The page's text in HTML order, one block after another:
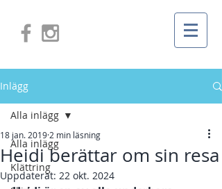
Inlägg
Alla inlägg
Klättring
Alla inlägg
Heidi berättar om sin resa
18 jan. 2019 2 min läsning
Uppdaterat: 22 okt. 2024